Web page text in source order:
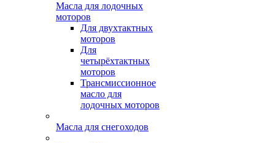
Масла для лодочных
моторов
Для двухтактных
моторов
Для
четырёхтактных
моторов
Трансмиссионное
масло для
лодочных моторов
Масла для снегоходов